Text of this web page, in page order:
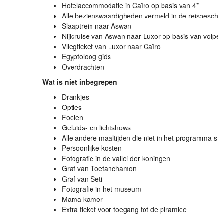
Hotelaccommodatie in Caïro op basis van 4*
Alle bezienswaardigheden vermeld in de
Slaaptrein naar Aswan
Nijlcruise van Aswan naar Luxor op basis van
Vliegticket van Luxor naar Caïro
Egyptoloog gids
Overdrachten
Wat is niet inbegrepen
Drankjes
Opties
Fooien
Geluids- en lichtshows
Alle andere maaltijden die niet in het programma
Persoonlijke kosten
Fotografie in de vallei der koningen
Graf van Toetanchamon
Graf van Seti
Fotografie in het museum
Mama kamer
Extra ticket voor toegang tot de piramide